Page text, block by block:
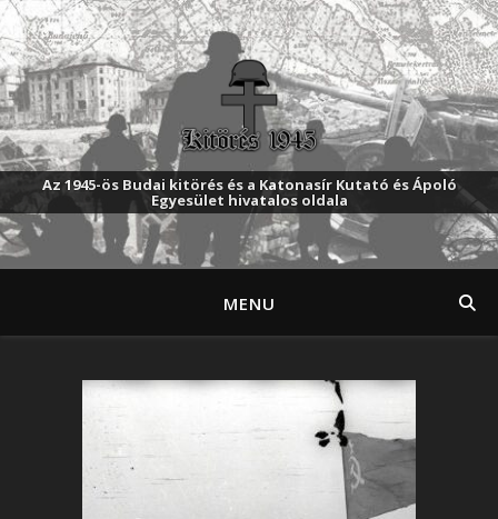
Az 1945-ös Budai kitörés és a Katonasír Kutató és Ápoló
Egyesület hivatalos oldala
MENU